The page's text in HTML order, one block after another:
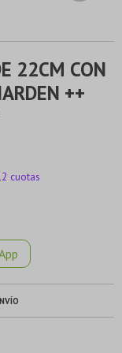
22CM CON
++
cuotas